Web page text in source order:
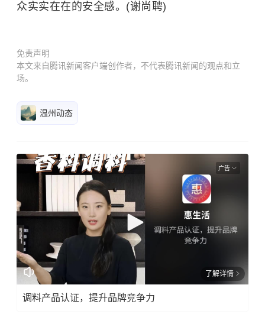
众实实在在的安全感。(谢尚聘)
免责声明
本文来自腾讯新闻客户端创作者，不代表腾讯新闻的观点和立
场。
温州动态
广告
了解详情
调料产品认证，提升品牌竞争力